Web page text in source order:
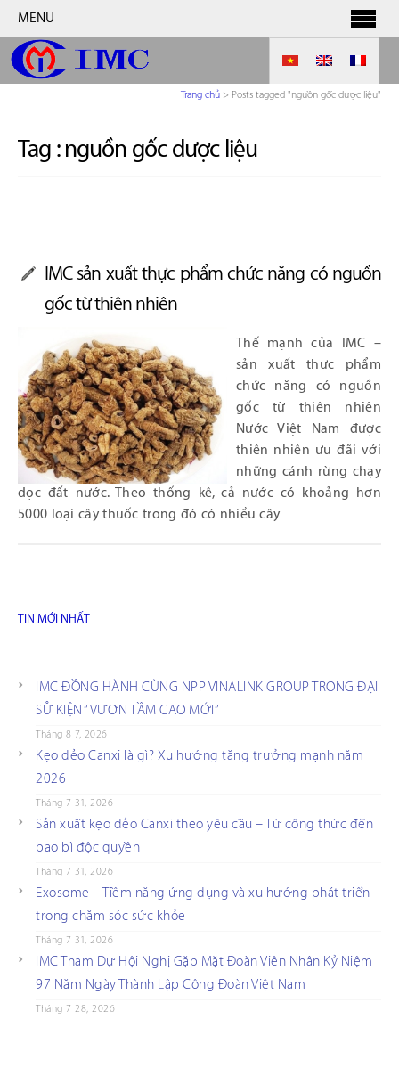
MENU
Trang chủ > Posts tagged "nguồn gốc dược liệu"
Tag : nguồn gốc dược liệu
IMC sản xuất thực phẩm chức năng có nguồn
gốc từ thiên nhiên
Thế mạnh của IMC –
sản xuất thực phẩm
chức năng có nguồn
gốc từ thiên nhiên
Nước Việt Nam được
thiên nhiên ưu đãi với
những cánh rừng chạy
dọc đất nước. Theo thống kê, cả nước có khoảng hơn
5000 loại cây thuốc trong đó có nhiều cây
TIN MỚI NHẤT
IMC ĐỒNG HÀNH CÙNG NPP VINALINK GROUP TRONG ĐẠI
SỰ KIỆN “VƯƠN TẦM CAO MỚI”
Tháng 8 7, 2026
Kẹo dẻo Canxi là gì? Xu hướng tăng trưởng mạnh năm
2026
Tháng 7 31, 2026
Sản xuất kẹo dẻo Canxi theo yêu cầu – Từ công thức đến
bao bì độc quyền
Tháng 7 31, 2026
Exosome – Tiềm năng ứng dụng và xu hướng phát triển
trong chăm sóc sức khỏe
Tháng 7 31, 2026
IMC Tham Dự Hội Nghị Gặp Mặt Đoàn Viên Nhân Kỷ Niệm
97 Năm Ngày Thành Lập Công Đoàn Việt Nam
Tháng 7 28, 2026